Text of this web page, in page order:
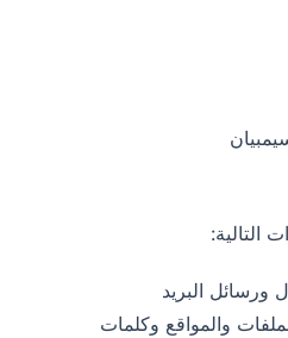
ورسائل البريد
والمواقع وكلمات